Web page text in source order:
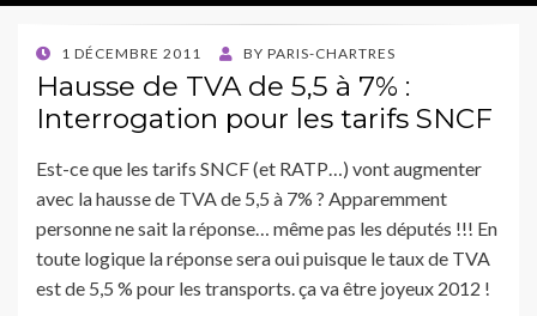
POSTED
ON
1 DÉCEMBRE 2011 BY PARIS-CHARTRES
Hausse de TVA de 5,5 à 7% :
Interrogation pour les tarifs SNCF
Est-ce que les tarifs SNCF (et RATP…) vont augmenter
avec la hausse de TVA de 5,5 à 7% ? Apparemment
personne ne sait la réponse… même pas les députés !!! En
toute logique la réponse sera oui puisque le taux de TVA
est de 5,5 % pour les transports. ça va être joyeux 2012 !